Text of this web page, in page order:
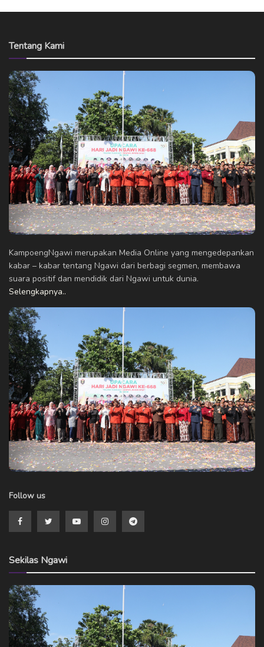
Tentang Kami
KampoengNgawi merupakan Media Online yang mengedepankan
kabar – kabar tentang Ngawi dari berbagi segmen, membawa
suara positif dan mendidik dari Ngawi untuk dunia.
Selengkapnya..
Follow us
Sekilas Ngawi